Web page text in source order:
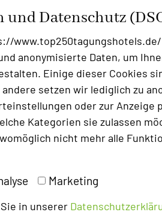
Datenschutz
www.top250tagungshotels.de/
anonymisierte Daten, um
Einige dieser Cookies
setzen wir lediglich zu
oder zur Anzeige
Kategorien sie zulassen
nicht mehr alle
Marketing
in unserer
dessen Team sich
kümmert –
Haus zum
wieder
aber auch beste
Tagungsräume
mit bequemen
Anforderungen an
modernster
sie Platz für bis zu
– ob kleine
oder Hightech-